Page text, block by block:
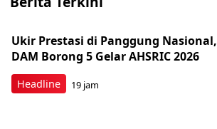
Headline
Ukir Prestasi di Panggung Nasional,
DAM Borong 5 Gelar AHSRIC 2026
19 jam